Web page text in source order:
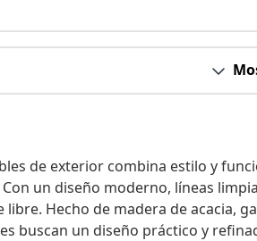
de exterior combina estilo y
un diseño moderno, líneas
libre. Hecho de madera de acacia,
buscan un diseño práctico y